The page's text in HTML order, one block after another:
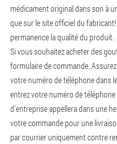
médicament original dans son à
que sur le site officiel du
permanence la qualité du produit.
Si vous souhaitez acheter des
formulaire de commande.
votre numéro de téléphone dans
entrez votre numéro de
d'entreprise appellera dans une
votre commande pour une
par courrier uniquement contre